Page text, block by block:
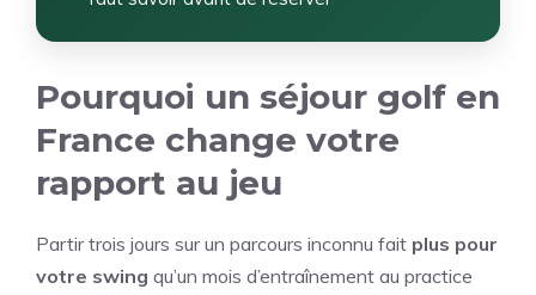
Pourquoi un séjour golf en
France change votre
rapport au jeu
Partir trois jours sur un parcours inconnu fait plus pour
votre swing qu’un mois d’entraînement au practice